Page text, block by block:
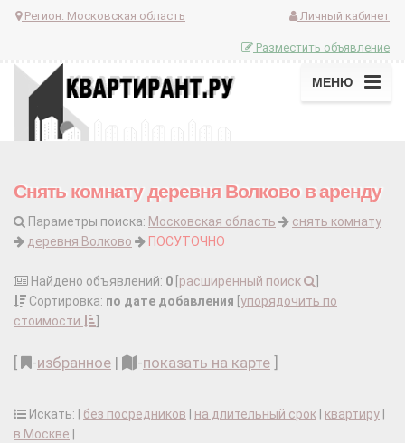
Регион: Московская область Личный кабинет
Разместить объявление
МЕНЮ
Снять комнату деревня Волково в аренду
Параметры поиска: Московская область
снять комнату
деревня Волково
ПОСУТОЧНО
Найдено объявлений: 0 расширенный поиск
Сортировка: по дате добавления упорядочить по
стоимости
-избранное | -показать на карте
Искать: | без посредников на длительный срок квартиру
в Москве